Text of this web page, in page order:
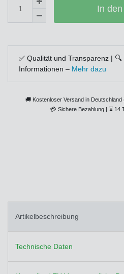
In
✅ Qualität und Transparenz |
Informationen – Mehr dazu
🚚 Kostenloser Versand in Deutschland
💳 Sichere Bezahlung | ⌛ 14
Artikelbeschreibung
Technische Daten